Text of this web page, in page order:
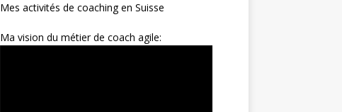
Mes activités de coaching en Suisse
Ma vision du métier de coach agile: